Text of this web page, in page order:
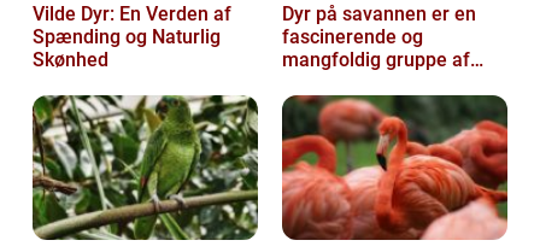
Vilde Dyr: En Verden af
Spænding og Naturlig
Skønhed
Dyr på savannen er en
fascinerende og
mangfoldig gruppe af
sig det hårde o...